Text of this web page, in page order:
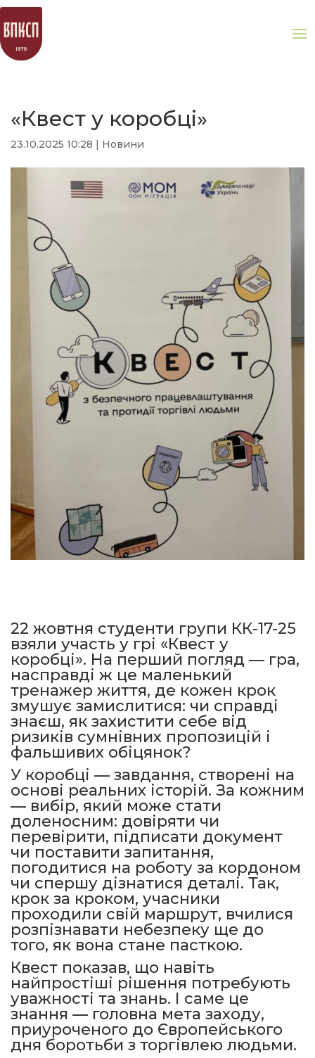
«Квест у коробці»
23.10.2025 10:28 Новини
22 жовтня студенти групи КК-17-25
взяли участь у грі «Квест у
коробці». На перший погляд — гра,
насправді ж це маленький
тренажер життя, де кожен крок
змушує замислитися: чи справді
знаєш, як захистити себе від
ризиків сумнівних пропозицій і
фальшивих обіцянок?
У коробці — завдання, створені на
основі реальних історій. За кожним
— вибір, який може стати
доленосним: довіряти чи
перевірити, підписати документ
чи поставити запитання,
погодитися на роботу за кордоном
чи спершу дізнатися деталі. Так,
крок за кроком, учасники
проходили свій маршрут, вчилися
розпізнавати небезпеку ще до
того, як вона стане пасткою.
Квест показав, що навіть
найпростіші рішення потребують
уважності та знань. І саме це
знання — головна мета заходу,
приуроченого до Європейського
дня боротьби з торгівлею людьми.